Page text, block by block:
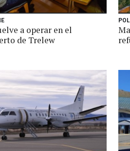
a operar en el
de Trelew